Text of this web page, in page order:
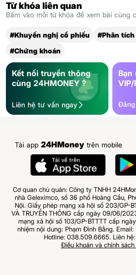
Từ khóa liên quan
Bấm vào mỗi từ khóa để xem bài cùng
#Khuyến nghị cổ phiếu
#Phân
#Chứng khoán
Kết nối truyền thông
cùng 24HMONEY ?
Liên hệ tư vấn ngay
VIP/
Tải app 24HMoney trên mobile
Cơ quan chủ quản: Công ty TNHH
nhà Geleximco, số 36 phố Hoàng Cầu,
Nội. Giấy phép mạng xã hội số 203/GP-
VÀ TRUYỀN THÔNG cấp ngày 09/06/
mạng xã hội số 103/GP-BTTTT cấp
nhiệm nội dung: Phạm Đình Bằng.
Hotline: 038.509.6665. Liên
Điều khoản và chính